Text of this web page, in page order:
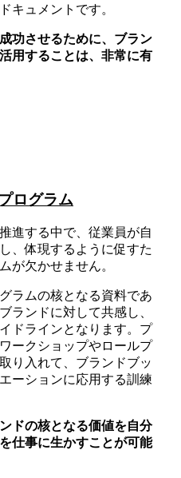
キュメントです。
功させるために、ブラン
用することは、非常に有
ログラム
進する中で、従業員が自
、体現するように促すた
が欠かせません。
ラムの核となる資料であ
ランドに対して共感し、
ドラインとなります。プ
ークショップやロールプ
り入れて、ブランドブッ
ーションに応用する訓練
ドの核となる価値を自分
仕事に生かすことが可能